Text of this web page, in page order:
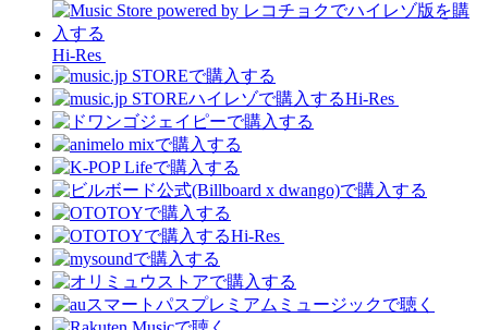
Hi-Res
Hi-Res
Hi-Res